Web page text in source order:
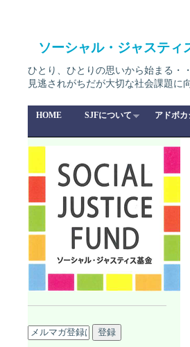
ソーシャル・ジャスティ
ひとり、ひとりの思いから始まる・
見逃されがちだが大切な社会課題に
HOME SJFについて アドボ